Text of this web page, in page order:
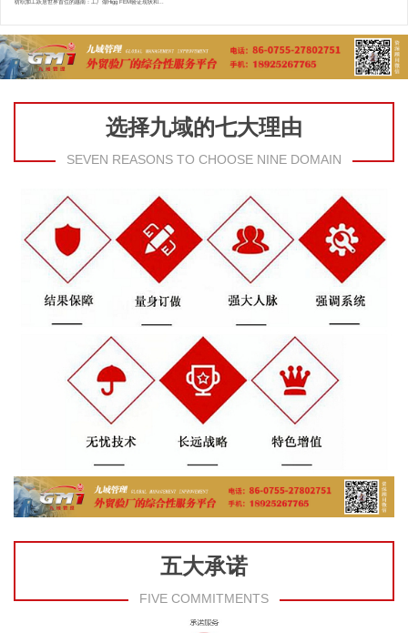
纺织加工跃居世界首位的越南：工厂做Higg FEM验证现状和...
选择九域的七大理由
SEVEN REASONS TO CHOOSE NINE DOMAIN
五大承诺
FIVE COMMITMENTS